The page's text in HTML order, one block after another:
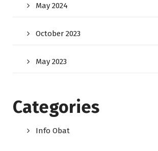
May 2024
October 2023
May 2023
Categories
Info Obat